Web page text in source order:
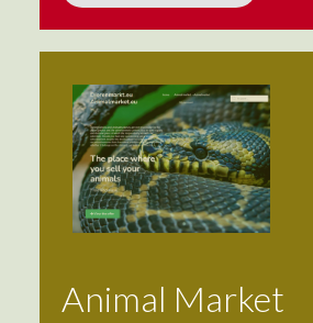
Animal Market